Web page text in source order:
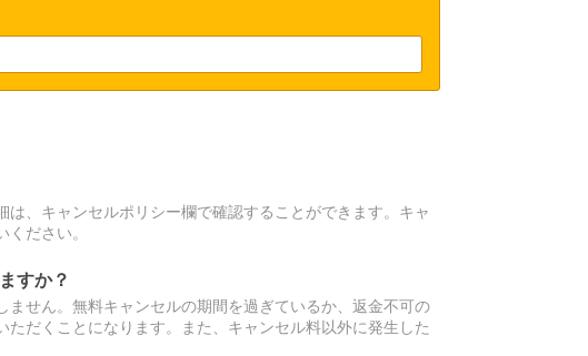
、キャンセルポリシー欄で確認することができます。キャ
ださい。
すか？
せん。無料キャンセルの期間を過ぎているか、返金不可の
だくことになります。また、キャンセル料以外に発生した